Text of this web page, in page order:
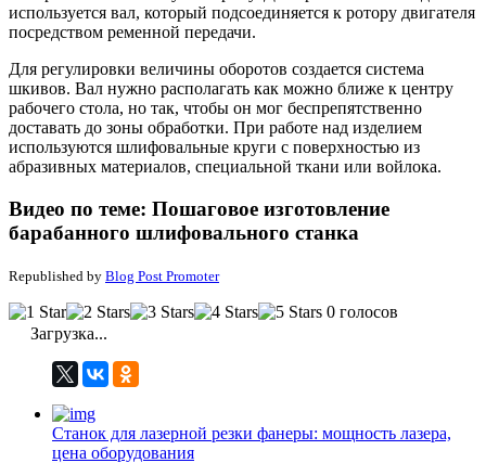
используется вал, который подсоединяется к ротору двигателя
посредством ременной передачи.
Для регулировки величины оборотов создается система
шкивов. Вал нужно располагать как можно ближе к центру
рабочего стола, но так, чтобы он мог беспрепятственно
доставать до зоны обработки. При работе над изделием
используются шлифовальные круги с поверхностью из
абразивных материалов, специальной ткани или войлока.
Видео по теме: Пошаговое изготовление
барабанного шлифовального станка
Republished by Blog Post Promoter
0 голосов
Загрузка...
Станок для лазерной резки фанеры: мощность лазера,
цена оборудования